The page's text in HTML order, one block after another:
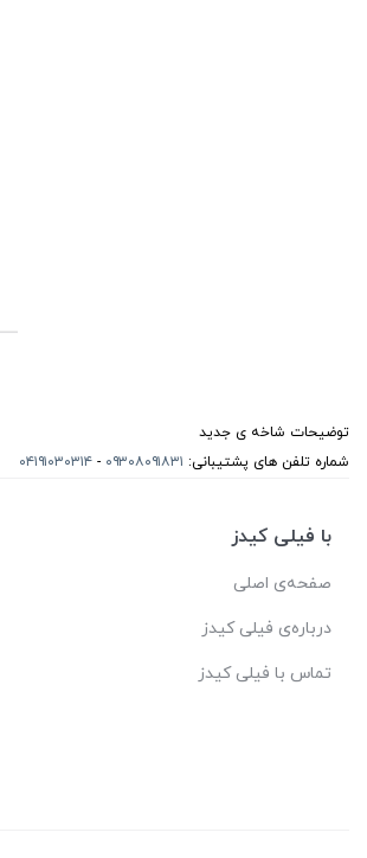
توضیحات شاخه ی جدید
شماره تلفن های پشتیبانی: ۰۹۳۰۸۰۹۱۸۳۱ - ۰۴۱۹۱۰۳۰۳۱۴
با فیلی کیدز
صفحه‌ی اصلی
درباره‌ی فیلی کیدز
تماس با فیلی کیدز